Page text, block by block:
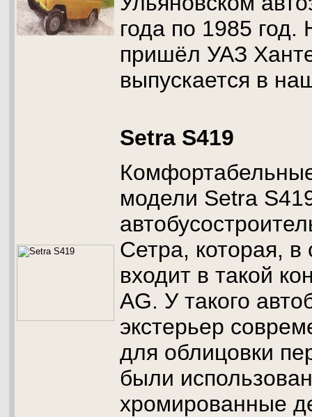
года по 1985
пришёл УАЗ
выпускается в
Setra S419
модели Setra
Сетра, которая,
входит в такой
AG. У такого
экстерьер
для облицовки
были
хромированные